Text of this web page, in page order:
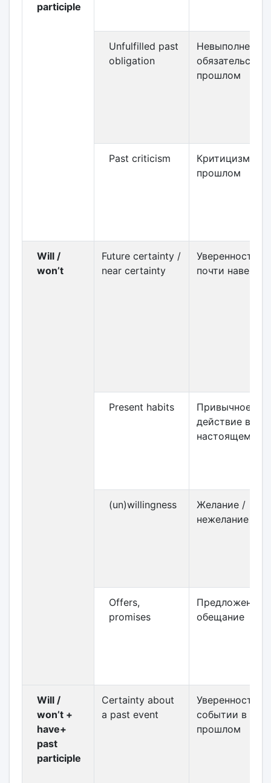
participle
Unfulfilled past
obligation
обязательство
прошлом
Past criticism
Критицизм в
прошлом
Will /
won’t
Future certainty /
near certainty
Уверенность /
почти
Present habits
Привычное
действие в
настоящем
(un)willingness
Желание /
нежелание
Offers,
promises
Предложение,
обещание
Will /
won’t +
have+
past
participle
Certainty about
a past event
Уверенность о
событии в
прошлом